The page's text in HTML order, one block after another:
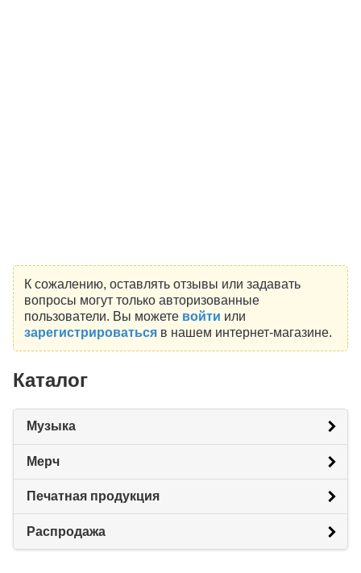
К сожалению, оставлять отзывы или задавать
вопросы могут только авторизованные
пользователи. Вы можете войти или
зарегистрироватьсяв нашем интернет-магазине.
Каталог
Музыка
Мерч
Печатная продукция
Распродажа